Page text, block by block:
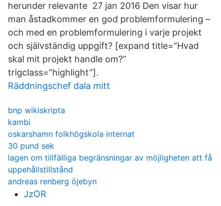
herunder relevante 27 jan 2016 Den visar hur
man åstadkommer en god problemformulering –
och med en problemformulering i varje projekt
och självständig uppgift? [expand title=”Hvad
skal mit projekt handle om?”
trigclass=”highlight”].
Räddningschef dala mitt
bnp wikiskripta
kambi
oskarshamn folkhögskola internat
30 pund sek
lagen om tillfälliga begränsningar av möjligheten att få
uppehållstillstånd
andreas renberg öjebyn
JzOR